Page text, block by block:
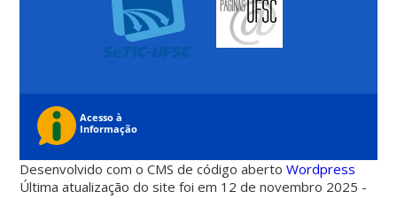
Desenvolvido com o CMS de código abertoWordpress
Última atualização do site foi em 12 de novembro 2025 -